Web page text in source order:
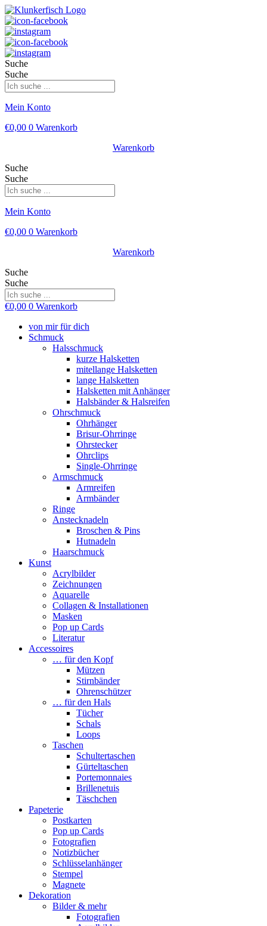
Suche
Suche
Mein Konto
€0,00 0 Warenkorb
Warenkorb
Suche
Suche
Mein Konto
€0,00 0 Warenkorb
Warenkorb
Suche
Suche
€0,00 0 Warenkorb
von mir für dich
Schmuck
Halsschmuck
kurze Halsketten
mitellange Halsketten
lange Halsketten
Halsketten mit Anhänger
Halsbänder & Halsreifen
Ohrschmuck
Ohrhänger
Brisur-Ohrringe
Ohrstecker
Ohrclips
Single-Ohrringe
Armschmuck
Armreifen
Armbänder
Ringe
Anstecknadeln
Broschen & Pins
Hutnadeln
Haarschmuck
Kunst
Acrylbilder
Zeichnungen
Aquarelle
Collagen & Installationen
Masken
Pop up Cards
Literatur
Accessoires
… für den Kopf
Mützen
Stirnbänder
Ohrenschützer
… für den Hals
Tücher
Schals
Loops
Taschen
Schultertaschen
Gürteltaschen
Portemonnaies
Brillenetuis
Täschchen
Papeterie
Postkarten
Pop up Cards
Fotografien
Notizbücher
Schlüsselanhänger
Stempel
Magnete
Dekoration
Bilder & mehr
Fotografien